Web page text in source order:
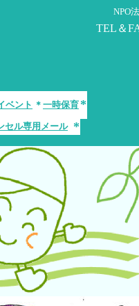
NPO
TEL＆
ベント ＊ 一時保育 *
セル専用メール *